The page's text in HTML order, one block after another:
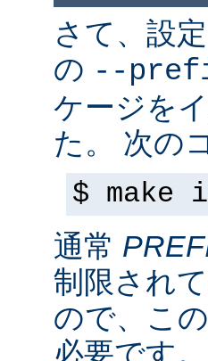
さて、設
の --
ケージを
た。 次の
$ make
通常
制限され
ので、こ
必要です。